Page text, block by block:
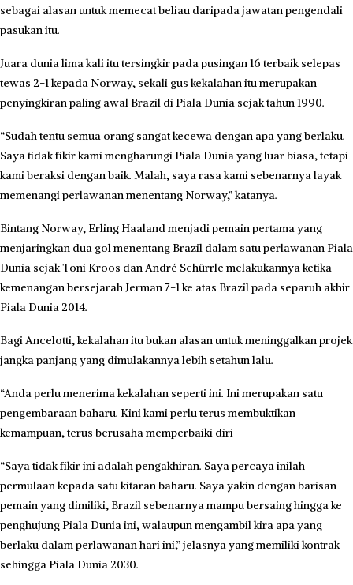
sebagai alasan untuk memecat beliau daripada jawatan pengendali
pasukan itu.
Juara dunia lima kali itu tersingkir pada pusingan 16 terbaik selepas
tewas 2-1 kepada Norway, sekali gus kekalahan itu merupakan
penyingkiran paling awal Brazil di Piala Dunia sejak tahun 1990.
“Sudah tentu semua orang sangat kecewa dengan apa yang berlaku.
Saya tidak fikir kami mengharungi Piala Dunia yang luar biasa, tetapi
kami beraksi dengan baik. Malah, saya rasa kami sebenarnya layak
memenangi perlawanan menentang Norway,” katanya.
Bintang Norway, Erling Haaland menjadi pemain pertama yang
menjaringkan dua gol menentang Brazil dalam satu perlawanan Piala
Dunia sejak Toni Kroos dan André Schürrle melakukannya ketika
kemenangan bersejarah Jerman 7-1 ke atas Brazil pada separuh akhir
Piala Dunia 2014.
Bagi Ancelotti, kekalahan itu bukan alasan untuk meninggalkan projek
jangka panjang yang dimulakannya lebih setahun lalu.
“Anda perlu menerima kekalahan seperti ini. Ini merupakan satu
pengembaraan baharu. Kini kami perlu terus membuktikan
kemampuan, terus berusaha memperbaiki diri
“Saya tidak fikir ini adalah pengakhiran. Saya percaya inilah
permulaan kepada satu kitaran baharu. Saya yakin dengan barisan
pemain yang dimiliki, Brazil sebenarnya mampu bersaing hingga ke
penghujung Piala Dunia ini, walaupun mengambil kira apa yang
berlaku dalam perlawanan hari ini,” jelasnya yang memiliki kontrak
sehingga Piala Dunia 2030.